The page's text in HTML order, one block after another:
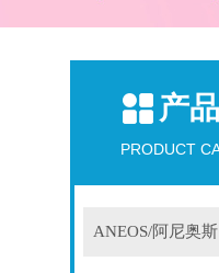
产
PRODUCT
ANEOS/阿尼奥斯